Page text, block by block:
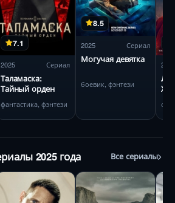
7.1
2025 Сериал
Таламаска:
Тайный орден
фантастика, фэнтези
8.5
2025 Сериал
Могучая девятка
боевик, фэнтези
2025
Хае
2025 года Все сериалы